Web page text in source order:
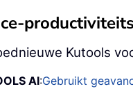
Kutools
AI:Gebruikt